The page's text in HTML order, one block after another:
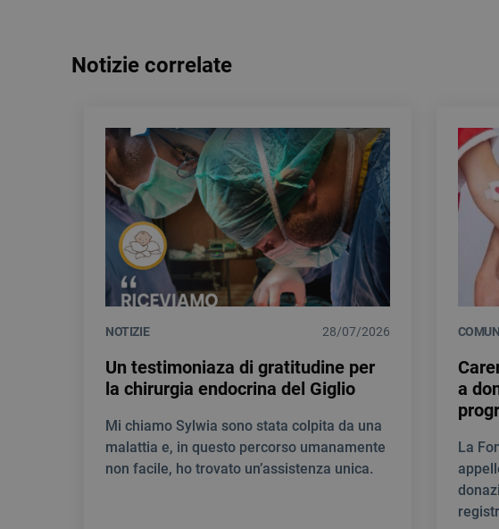
Notizie correlate
NOTIZIE 28/07/2026
Un testimoniaza di gratitudine per
la chirurgia endocrina del Giglio
Mi chiamo Sylwia sono stata colpita da una
malattia e, in questo percorso umanamente
non facile, ho trovato un’assistenza unica.
a
La